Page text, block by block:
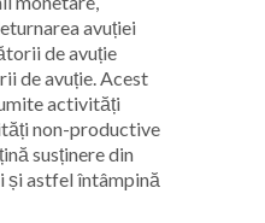
avuției
de avuție
de avuție. Acest
activități
non-productive
susținere din
și astfel întâmpină